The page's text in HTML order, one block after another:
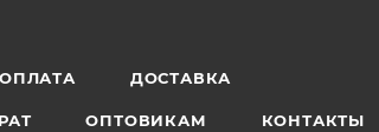
ОПЛАТА ДОСТАВКА
ОПТОВИКАМ КОНТАКТЫ